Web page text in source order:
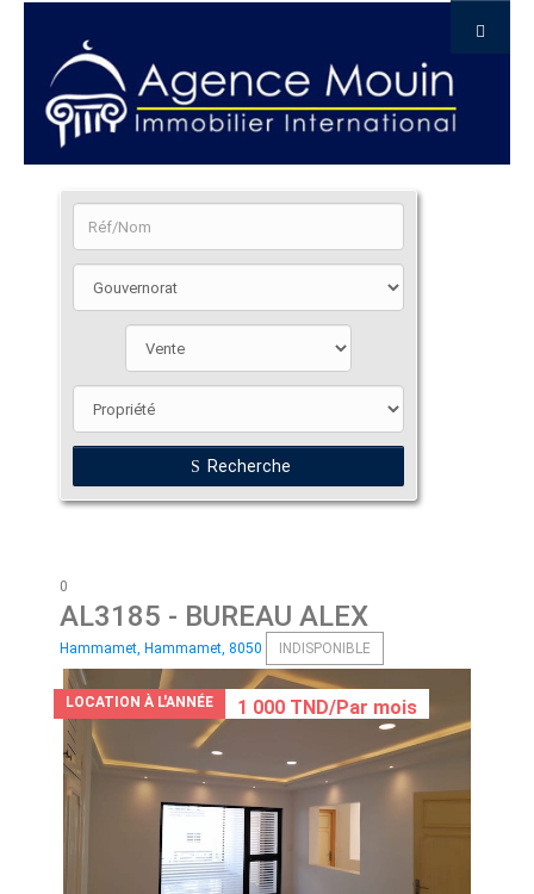
Recherche
0
AL3185 - BUREAU ALEX
Hammamet, Hammamet, 8050 INDISPONIBLE
LOCATION À L'ANNÉE 1 000 TND/Par mois